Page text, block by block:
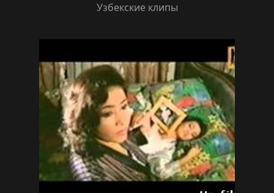
Узбекские клипы